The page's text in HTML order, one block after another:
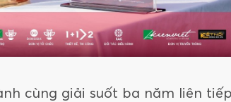
cùng giải suốt ba năm liên tiếp